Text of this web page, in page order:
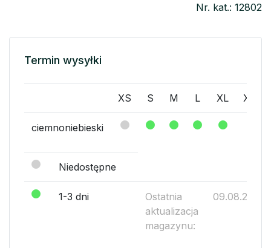
Nr. kat.: 12802
Termin wysyłki
XS S M L XL XXL
ciemnoniebieski
Niedostępne
1-3 dni
Ostatnia
aktualizacja
magazynu:
09.08.2026